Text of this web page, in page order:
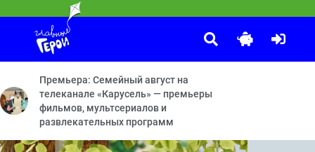
— Герой в блестящих доспехах — Принц — Стоп,
Маша и Медведь
Мохнатые качели — Кое-кто в сапогах — Грязное дело —
Премьера: Семейный август на
телеканале «Карусель» — премьеры
фильмов, мультсериалов и
развлекательных программ